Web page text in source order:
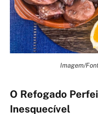
Imagem/
O Refogado
Inesquecível